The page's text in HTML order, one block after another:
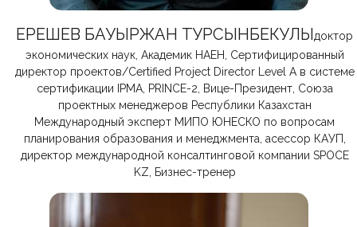
ЕРЕШЕВ БАУЫРЖАН ТУРСЫНБЕКУЛЫдоктор
экономических наук, Академик НАЕН, Сертифицированный
директор проектов/Certified Project Director Level A в системе
сертификации IPMA, PRINCE-2, Вице-Президент, Союза
проектных менеджеров Республики Казахстан
Международный эксперт МИПО ЮНЕСКО по вопросам
планирования образования и менеджмента, асессор КАУП,
директор международной консалтинговой компании SPOCE
KZ, Бизнес-тренер